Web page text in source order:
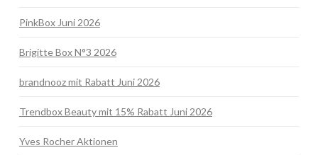
PinkBox Juni 2026
Brigitte Box N°3 2026
brandnooz mit Rabatt Juni 2026
Trendbox Beauty mit 15% Rabatt Juni 2026
Yves Rocher Aktionen